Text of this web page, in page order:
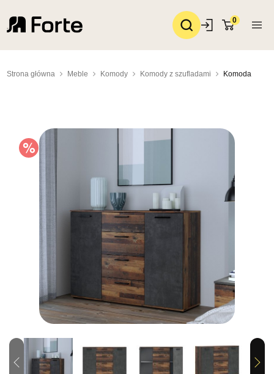
0
Strona główna Meble Komody Komody z szufladami Komoda
Previous Next